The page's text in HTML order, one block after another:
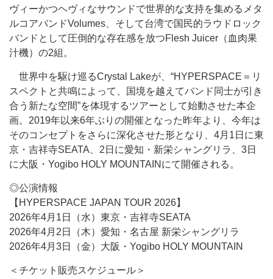
ヴィーかつヘヴィなサウンドで世界的な支持を集めるメタ
ルコアバンドVolumes、そして台湾で国民的ラウドロック
バンドとして圧倒的な存在感を放つFlesh Juicer（血肉果
汁機）の2組。
世界中を駆け巡るCrystal Lakeが、“HYPERSPACE＝リ
スペクトと共鳴によって、国境を越えてバンド同士が引き
合う新たな空間”を体現するツアーとして始動させた本企
画。2019年以来6年ぶりの開催となった昨年より、今年は
そのコンセプトをさらに深化させた形となり、4月1日に東
京・吉祥寺SEATA、2日に愛知・新栄シャングリラ、3日
に大阪・Yogibo HOLY MOUNTAINにて開催される。
◎公演情報
【HYPERSPACE JAPAN TOUR 2026】
2026年4月1日（水）東京・吉祥寺SEATA
2026年4月2日（木）愛知・名古屋 新栄シャングリラ
2026年4月3日（金）大阪・Yogibo HOLY MOUNTAIN
＜チケット販売スケジュール＞